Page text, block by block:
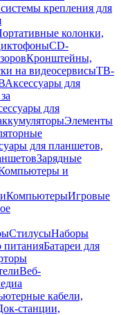
крепления для
колонки,
CD-
Кронштейны,
на видеосервисыТВ-
Аксессуары для
для
Элементы
для планшетов,
Зарядные
и
КомпьютерыИгровые
СтилусыНаборы
питанияБатареи для
Веб-
кабели,
станции,